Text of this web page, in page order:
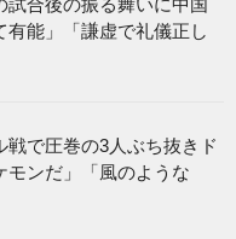
試合後の振る舞いに中国
能」「謙虚で礼儀正し
戦で圧巻の3人ぶち抜きド
モンだ」「風のような